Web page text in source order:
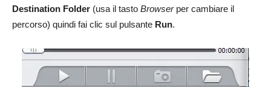
Destination Folder (usa il tasto Browserper cambiare il
percorso) quindi fai clic sul pulsante Run.